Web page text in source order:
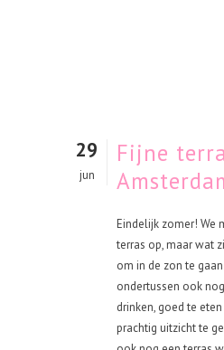
29
jun
Fijne
Eindelijk zomer! We
terras op, maar wat
om in de zon te
ondertussen ook
drinken, goed te
prachtig uitzicht te